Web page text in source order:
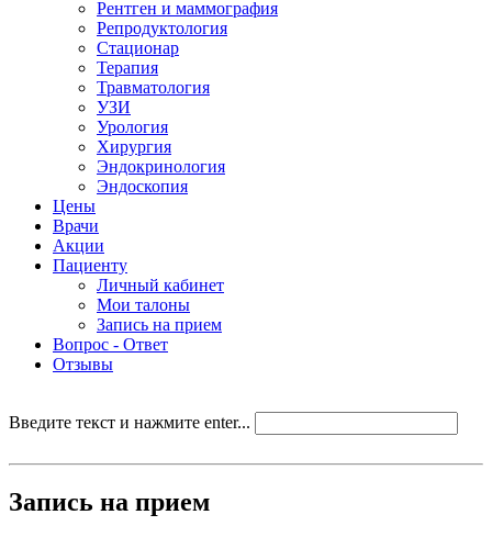
Рентген и маммография
Репродуктология
Стационар
Терапия
Травматология
УЗИ
Урология
Хирургия
Эндокринология
Эндоскопия
Цены
Врачи
Акции
Пациенту
Личный кабинет
Мои талоны
Запись на прием
Вопрос - Ответ
Отзывы
Введите текст и нажмите enter...
Запись на прием